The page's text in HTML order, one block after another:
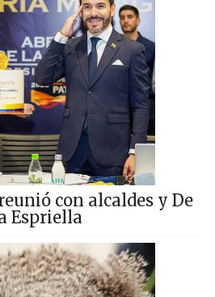
con alcaldes y De
Espriella